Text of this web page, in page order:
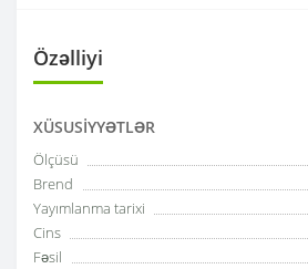
Özəlliyi
XÜSUSIYYƏTLƏR
Ölçüsü
Brend
Yayımlanma tarixi
Cins
Fəsil